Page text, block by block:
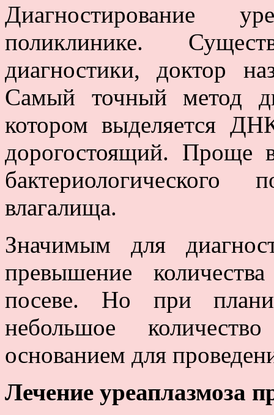
Диагностирование
поликлинике.
диагностики, доктор
Самый точный метод
котором выделяется
дорогостоящий. Проще
влагалища.
Значимым для
превышение
посеве. Но при
небольшое
основанием для
Лечение уреаплазмоза